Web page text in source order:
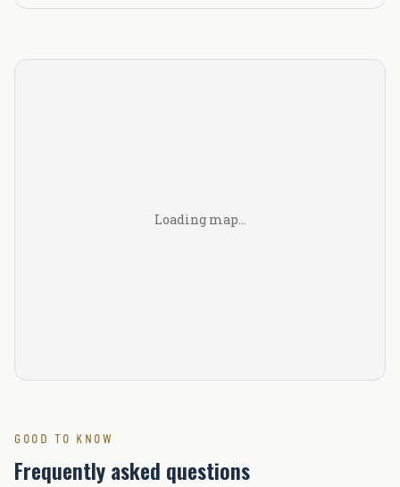
Loading map…
GOOD TO KNOW
Frequently asked questions